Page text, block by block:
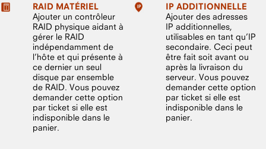
RAID MATÉRIEL
Ajouter un contrôleur
RAID physique aidant à
gérer le RAID
indépendamment de
l’hôte et qui présente à
ce dernier un seul
disque par ensemble
de RAID. Vous pouvez
demander cette option
par ticket si elle est
indisponible dans le
panier.
IP ADDITIONNELLE
Ajouter des adresses
IP additionnelles,
utilisables en tant qu’IP
secondaire. Ceci peut
être fait soit avant ou
après la livraison du
serveur. Vous pouvez
demander cette option
par ticket si elle est
indisponible dans le
panier.